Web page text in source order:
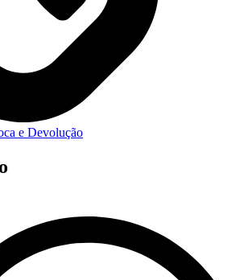
e Devolução